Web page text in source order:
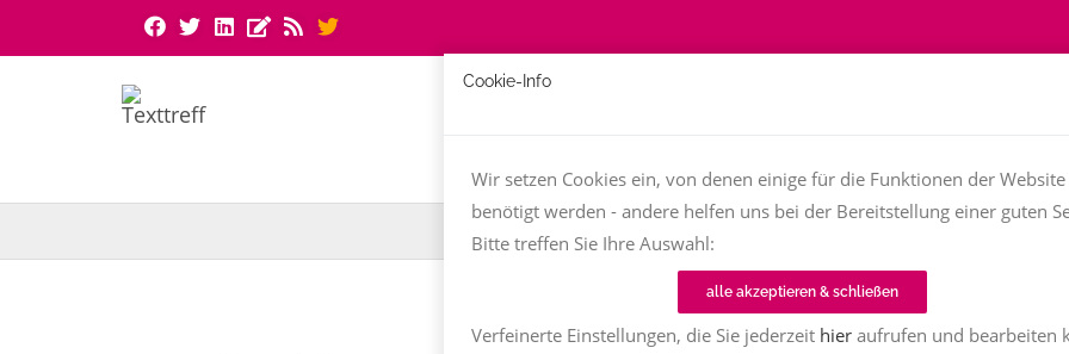
Cookie-Info
Wir setzen Cookies ein, von denen einige für die Funktionen der Website
benötigt werden - andere helfen uns bei der Bereitstellung einer guten
Bitte treffen Sie Ihre Auswahl:
alle akzeptieren & schließen
Verfeinerte Einstellungen, die Sie jederzeit hieraufrufen und bearbeiten